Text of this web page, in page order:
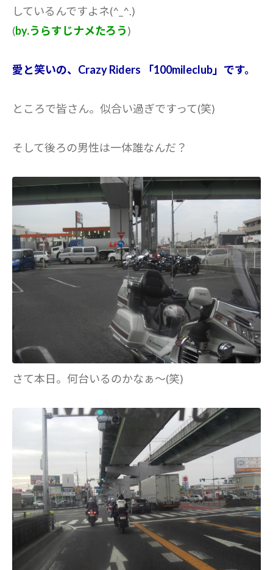
しているんですよネ(^_^.)
(by.うらすじナメたろう)
愛と笑いの、Crazy Riders 「100mileclub」です。
ところで皆さん。似合い過ぎですって(笑)
そして後ろの男性は一体誰なんだ？
さて本日。何台いるのかなぁ～(笑)